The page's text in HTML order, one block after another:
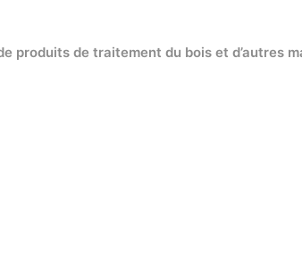
produits de traitement du bois et d’autres